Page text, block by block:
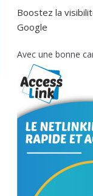
Boostez la
Google
Avec une bonne